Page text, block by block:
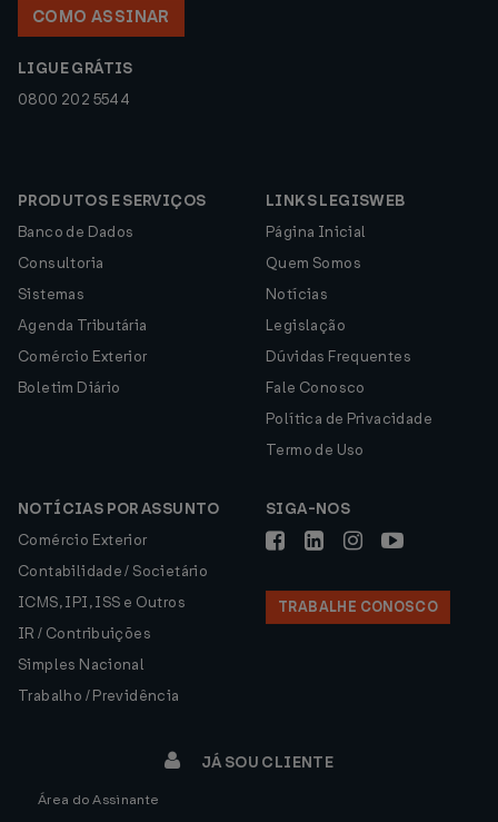
COMO ASSINAR
LIGUE GRÁTIS
0800 202 5544
PRODUTOS E SERVIÇOS
Banco de Dados
Consultoria
Sistemas
Agenda Tributária
Comércio Exterior
Boletim Diário
LINKS LEGISWEB
Página Inicial
Quem Somos
Notícias
Legislação
Dúvidas Frequentes
Fale Conosco
Política de Privacidade
Termo de Uso
NOTÍCIAS POR ASSUNTO
Comércio Exterior
Contabilidade / Societário
ICMS, IPI, ISS e Outros
IR / Contribuições
Simples Nacional
Trabalho / Previdência
SIGA-NOS
TRABALHE CONOSCO
JÁ SOU CLIENTE
Área do Assinante